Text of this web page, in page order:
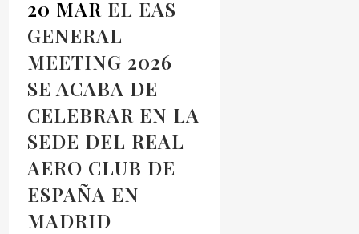
20 MAR EL EAS
GENERAL
MEETING 2026
SE ACABA DE
CELEBRAR EN LA
SEDE DEL REAL
AERO CLUB DE
ESPAÑA EN
MADRID